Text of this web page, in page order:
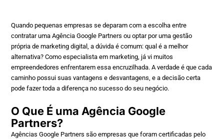
Quando pequenas empresas se deparam com a escolha entre
contratar uma Agência Google Partners ou optar por uma gestão
própria de marketing digital, a dúvida é comum: qual é a melhor
alternativa? Como especialista em marketing, já vi muitos
empreendedores enfrentarem essa encruzilhada. A verdade é que cada
caminho possui suas vantagens e desvantagens, e a decisão certa
pode fazer toda a diferença no sucesso do seu negócio.
O Que É uma Agência Google
Partners?
Agências Google Partners são empresas que foram certificadas pelo